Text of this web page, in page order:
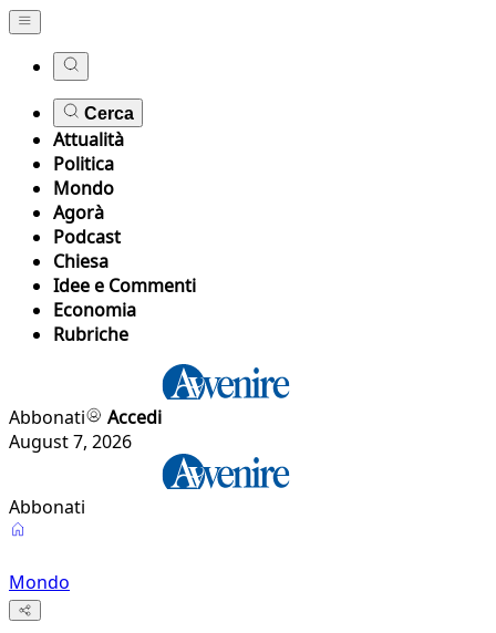
Cerca
Attualità
Politica
Mondo
Agorà
Podcast
Chiesa
Idee e Commenti
Economia
Rubriche
Abbonati
Accedi
August 7, 2026
Abbonati
Mondo